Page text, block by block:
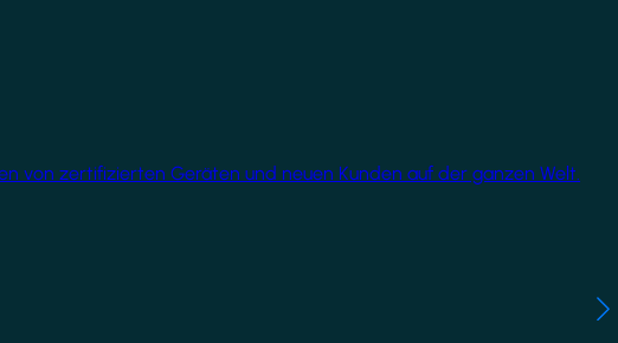
von zertifizierten Geräten und neuen Kunden auf der ganzen Welt.